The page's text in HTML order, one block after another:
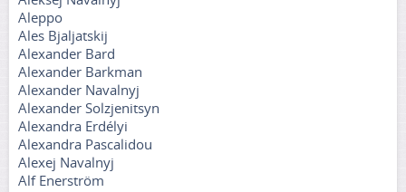
Aleppo
Ales Bjaljatskij
Alexander Bard
Alexander Barkman
Alexander Navalnyj
Alexander Solzjenitsyn
Alexandra Erdélyi
Alexandra Pascalidou
Alexej Navalnyj
Alf Enerström